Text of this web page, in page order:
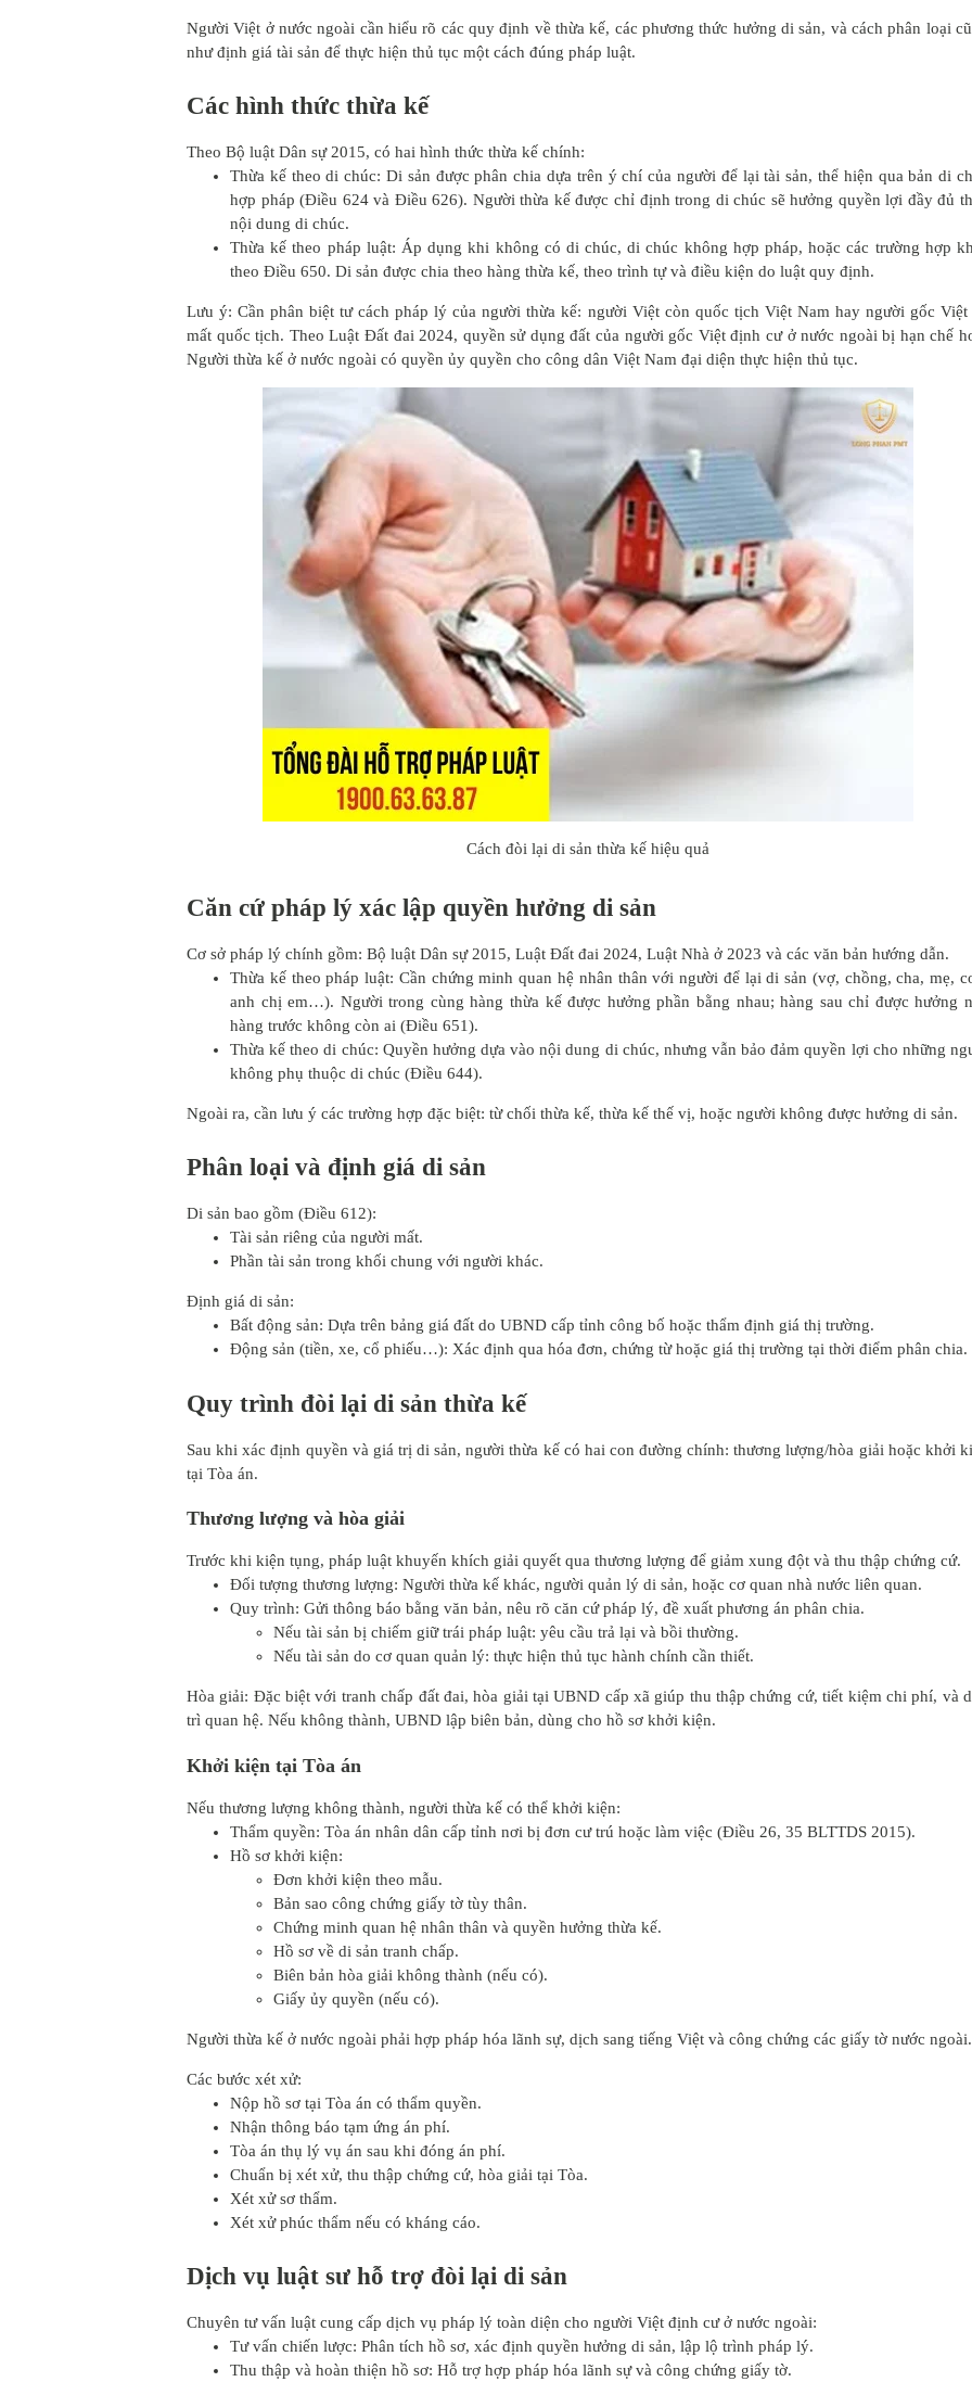
Người Việt ở nước ngoài cần hiểu rõ các quy định về thừa kế, các phương thức hưởng di sản, và cách phân loại
như định giá tài sản để thực hiện thủ tục một cách đúng pháp luật.
Các hình thức thừa kế
Theo Bộ luật Dân sự 2015, có hai hình thức thừa kế chính:
Thừa kế theo di chúc: Di sản được phân chia dựa trên ý chí của người để lại tài sản, thể hiện qua bản di
hợp pháp (Điều 624 và Điều 626). Người thừa kế được chỉ định trong di chúc sẽ hưởng quyền lợi đầy đủ
nội dung di chúc.
Thừa kế theo pháp luật: Áp dụng khi không có di chúc, di chúc không hợp pháp, hoặc các trường hợp
theo Điều 650. Di sản được chia theo hàng thừa kế, theo trình tự và điều kiện do luật quy định.
Lưu ý: Cần phân biệt tư cách pháp lý của người thừa kế: người Việt còn quốc tịch Việt Nam hay người gốc Việt
mất quốc tịch. Theo Luật Đất đai 2024, quyền sử dụng đất của người gốc Việt định cư ở nước ngoài bị hạn chế
Người thừa kế ở nước ngoài có quyền ủy quyền cho công dân Việt Nam đại diện thực hiện thủ tục.
Cách đòi lại di sản thừa kế hiệu quả
Căn cứ pháp lý xác lập quyền hưởng di sản
Cơ sở pháp lý chính gồm: Bộ luật Dân sự 2015, Luật Đất đai 2024, Luật Nhà ở 2023 và các văn bản hướng dẫn.
Thừa kế theo pháp luật: Cần chứng minh quan hệ nhân thân với người để lại di sản (vợ, chồng, cha, mẹ,
anh chị em…). Người trong cùng hàng thừa kế được hưởng phần bằng nhau; hàng sau chỉ được hưởng
hàng trước không còn ai (Điều 651).
Thừa kế theo di chúc: Quyền hưởng dựa vào nội dung di chúc, nhưng vẫn bảo đảm quyền lợi cho những
không phụ thuộc di chúc (Điều 644).
Ngoài ra, cần lưu ý các trường hợp đặc biệt: từ chối thừa kế, thừa kế thế vị, hoặc người không được hưởng di sản.
Phân loại và định giá di sản
Di sản bao gồm (Điều 612):
Tài sản riêng của người mất.
Phần tài sản trong khối chung với người khác.
Định giá di sản:
Bất động sản: Dựa trên bảng giá đất do UBND cấp tỉnh công bố hoặc thẩm định giá thị trường.
Động sản (tiền, xe, cổ phiếu…): Xác định qua hóa đơn, chứng từ hoặc giá thị trường tại thời điểm phân chia.
Quy trình đòi lại di sản thừa kế
Sau khi xác định quyền và giá trị di sản, người thừa kế có hai con đường chính: thương lượng/hòa giải hoặc khởi
tại Tòa án.
Thương lượng và hòa giải
Trước khi kiện tụng, pháp luật khuyến khích giải quyết qua thương lượng để giảm xung đột và thu thập chứng cứ.
Đối tượng thương lượng: Người thừa kế khác, người quản lý di sản, hoặc cơ quan nhà nước liên quan.
Quy trình: Gửi thông báo bằng văn bản, nêu rõ căn cứ pháp lý, đề xuất phương án phân chia.
Nếu tài sản bị chiếm giữ trái pháp luật: yêu cầu trả lại và bồi thường.
Nếu tài sản do cơ quan quản lý: thực hiện thủ tục hành chính cần thiết.
Hòa giải: Đặc biệt với tranh chấp đất đai, hòa giải tại UBND cấp xã giúp thu thập chứng cứ, tiết kiệm chi phí, và
trì quan hệ. Nếu không thành, UBND lập biên bản, dùng cho hồ sơ khởi kiện.
Khởi kiện tại Tòa án
Nếu thương lượng không thành, người thừa kế có thể khởi kiện:
Thẩm quyền: Tòa án nhân dân cấp tỉnh nơi bị đơn cư trú hoặc làm việc (Điều 26, 35 BLTTDS 2015).
Hồ sơ khởi kiện:
Đơn khởi kiện theo mẫu.
Bản sao công chứng giấy tờ tùy thân.
Chứng minh quan hệ nhân thân và quyền hưởng thừa kế.
Hồ sơ về di sản tranh chấp.
Biên bản hòa giải không thành (nếu có).
Giấy ủy quyền (nếu có).
Người thừa kế ở nước ngoài phải hợp pháp hóa lãnh sự, dịch sang tiếng Việt và công chứng các giấy tờ nước ngoài.
Các bước xét xử:
Nộp hồ sơ tại Tòa án có thẩm quyền.
Nhận thông báo tạm ứng án phí.
Tòa án thụ lý vụ án sau khi đóng án phí.
Chuẩn bị xét xử, thu thập chứng cứ, hòa giải tại Tòa.
Xét xử sơ thẩm.
Xét xử phúc thẩm nếu có kháng cáo.
Dịch vụ luật sư hỗ trợ đòi lại di sản
Chuyên tư vấn luật cung cấp dịch vụ pháp lý toàn diện cho người Việt định cư ở nước ngoài:
Tư vấn chiến lược: Phân tích hồ sơ, xác định quyền hưởng di sản, lập lộ trình pháp lý.
Thu thập và hoàn thiện hồ sơ: Hỗ trợ hợp pháp hóa lãnh sự và công chứng giấy tờ.